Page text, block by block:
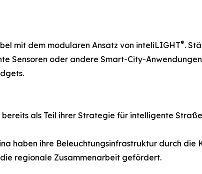
mit dem modularen Ansatz von inteliLIGHT®.
Sensoren oder andere Smart-City-
als Teil ihrer Strategie für intelligente
haben ihre Beleuchtungsinfrastruktur durch die
regionale Zusammenarbeit gefördert.